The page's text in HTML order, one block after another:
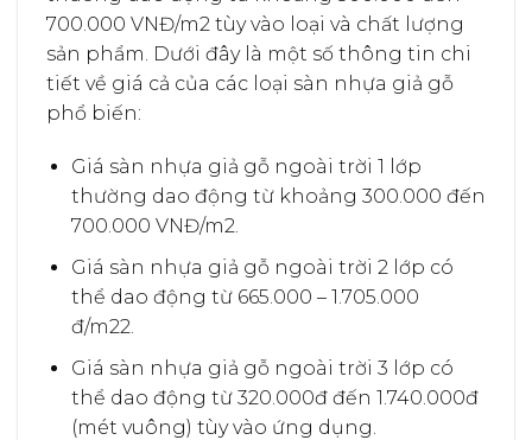
700.000 VNĐ/m2 tùy vào loại và chất lượng
sản phẩm. Dưới đây là một số thông tin chi
tiết về giá cả của các loại sàn nhựa giả gỗ
phổ biến:
Giá sàn nhựa giả gỗ ngoài trời 1 lớp
thường dao động từ khoảng 300.000 đến
700.000 VNĐ/m2.
Giá sàn nhựa giả gỗ ngoài trời 2 lớp có
thể dao động từ 665.000 – 1.705.000
đ/m22.
Giá sàn nhựa giả gỗ ngoài trời 3 lớp có
thể dao động từ 320.000đ đến 1.740.000đ
(mét vuông) tùy vào ứng dụng.